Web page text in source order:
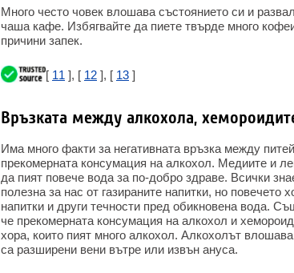
Много често човек влошава състоянието си и
чаша кафе. Избягвайте да пиете твърде много
причини запек.
[ 11 ], [ 12 ], [ 13 ]
Връзката между алкохола,
Има много факти за негативната връзка между
прекомерната консумация на алкохол. Медиите и
да пият повече вода за по-добро здраве. Всички
полезна за нас от газираните напитки, но повечето
напитки и други течности пред обикновена вода.
че прекомерната консумация на алкохол и
хора, които пият много алкохол. Алкохолът
са разширени вени вътре или извън ануса.